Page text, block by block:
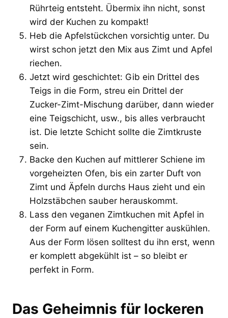
Rührteig entsteht. Übermix ihn nicht, sonst
wird der Kuchen zu kompakt!
Heb die Apfelstückchen vorsichtig unter. Du
wirst schon jetzt den Mix aus Zimt und Apfel
riechen.
Jetzt wird geschichtet: Gib ein Drittel des
Teigs in die Form, streu ein Drittel der
Zucker-Zimt-Mischung darüber, dann wieder
eine Teigschicht, usw., bis alles verbraucht
ist. Die letzte Schicht sollte die Zimtkruste
sein.
Backe den Kuchen auf mittlerer Schiene im
vorgeheizten Ofen, bis ein zarter Duft von
Zimt und Äpfeln durchs Haus zieht und ein
Holzstäbchen sauber herauskommt.
Lass den veganen Zimtkuchen mit Apfel in
der Form auf einem Kuchengitter auskühlen.
Aus der Form lösen solltest du ihn erst, wenn
er komplett abgekühlt ist – so bleibt er
perfekt in Form.
Das Geheimnis für lockeren